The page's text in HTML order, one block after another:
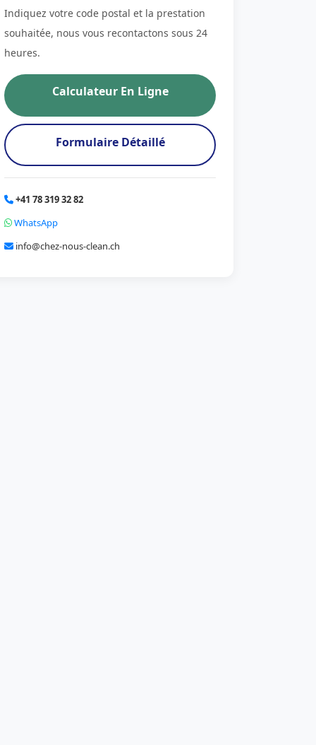
Indiquez votre code postal et la prestation
souhaitée, nous vous recontactons sous 24
heures.
Calculateur En Ligne
Formulaire Détaillé
+41 78 319 32 82
WhatsApp
info@chez-nous-clean.ch